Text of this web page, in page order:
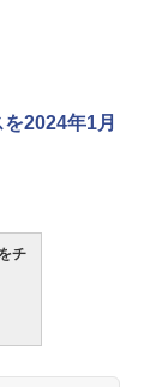
2024年1月
チ